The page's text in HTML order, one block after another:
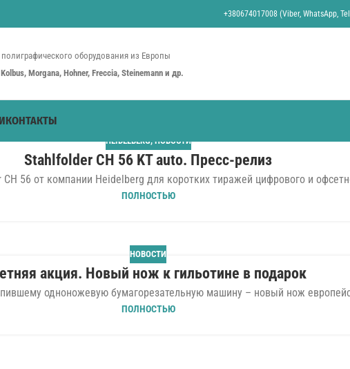
+380674017008 (Viber, WhatsApp,
оборудования из Европы
Morgana, Hohner, Freccia, Steinemann и др.
КОНТАКТЫ
HEIDELBERG, НОВОСТИ
Stahlfolder CH 56 KT auto. Пресс-релиз
56 от компании Heidelberg для коротких тиражей цифрового и
ПОЛНОСТЬЮ
НОВОСТИ
акция. Новый нож к гильотине в подарок
одноножевую бумагорезательную машину – новый нож
ПОЛНОСТЬЮ